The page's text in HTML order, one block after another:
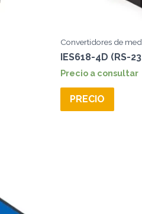
Convertidores de
IES618-4D (RS-
Precio a consultar
PRECIO